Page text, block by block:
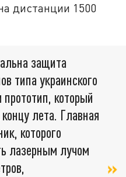
дистанции 1500
защита
типа украинского
который
лета. Главная
которого
лазерным лучом